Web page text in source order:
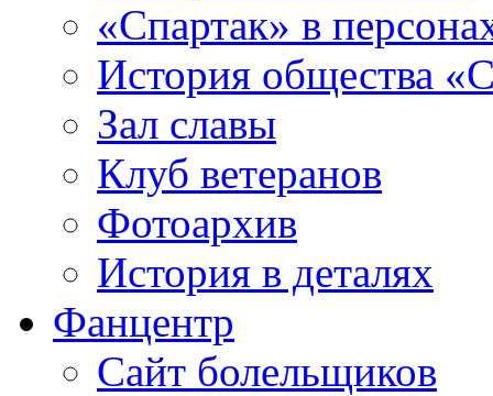
«Спартак» в
История общества
Зал славы
Клуб ветеранов
Фотоархив
История в деталях
Фанцентр
Сайт болельщиков